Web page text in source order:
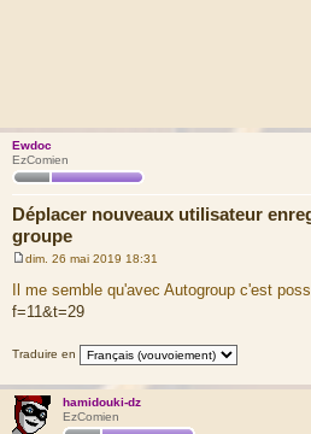
Ewdoc
EzComien
Déplacer nouveaux utilisateur
groupe
s
s
e
dim. 26 mai 2019 18:31
Il me semble qu'avec Autogroup c'est
f=11&t=29
Traduire en
hamidouki-dz
EzComien